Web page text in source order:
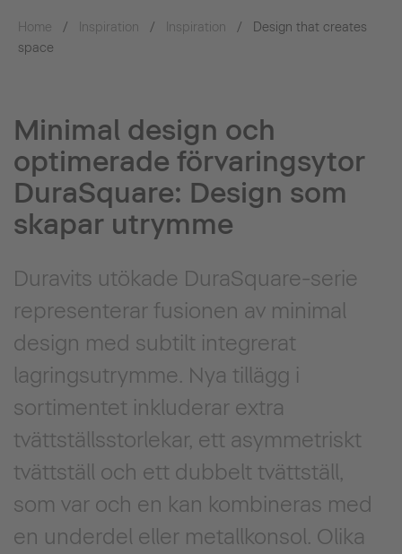
Home Inspiration Inspiration
Design that creates
space
Minimal design och
optimerade förvaringsytor
DuraSquare: Design som
skapar utrymme
Duravits utökade DuraSquare-serie
representerar fusionen av minimal
design med subtilt integrerat
lagringsutrymme. Nya tillägg i
sortimentet inkluderar extra
tvättställsstorlekar, ett asymmetriskt
tvättställ och ett dubbelt tvättställ,
som var och en kan kombineras med
en underdel eller metallkonsol. Olika